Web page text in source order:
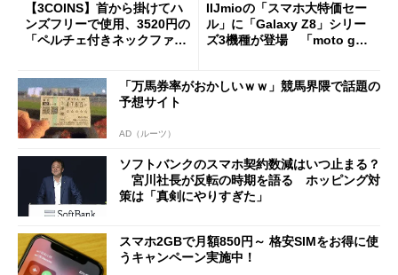
【3COINS】首から掛けてハ
ンズフリーで使用、3520円の
「ペルチェ付きネックファ
IIJmioの「スマホ大特価セー
ル」に「Galaxy Z8」シリー
ズ3機種が登場 「moto g37
「万馬券率がおかしいｗｗ」競馬界隈で話題の
予想サイト
AD（ルーツ）
ソフトバンクのスマホ契約数減はいつ止まる？
宮川社長が反転の時期を語る ホッピング対
策は「真剣にやりすぎた」
スマホ2GBで月額850円～ 格安SIMをお得に使
うキャンペーン実施中！